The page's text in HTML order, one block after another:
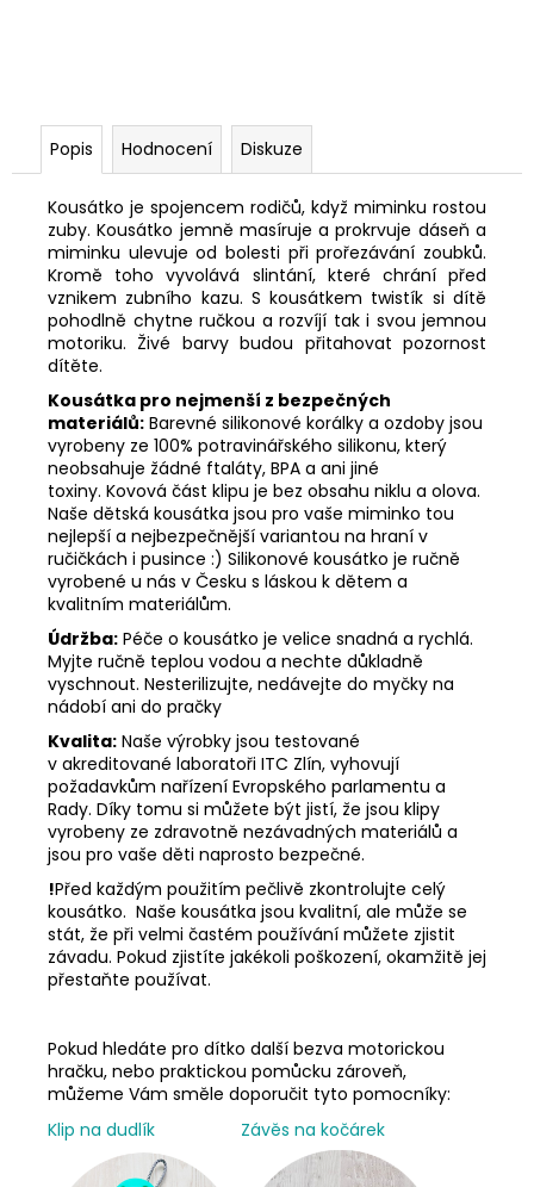
Popis Hodnocení Diskuze
Kousátko je spojencem rodičů, když miminku rostou
zuby. Kousátko jemně masíruje a prokrvuje dáseň a
miminku ulevuje od bolesti při prořezávání zoubků.
Kromě toho vyvolává slintání, které chrání před
vznikem zubního kazu. S kousátkem twistík si dítě
pohodlně chytne ručkou a rozvíjí tak i svou jemnou
motoriku. Živé barvy budou přitahovat pozornost
dítěte.
Kousátka pro nejmenší z bezpečných
materiálů: Barevné silikonové korálky a ozdoby jsou
vyrobeny ze 100% potravinářského silikonu, který
neobsahuje žádné ftaláty, BPA a ani jiné
toxiny. Kovová část klipu je bez obsahu niklu a olova.
Naše dětská kousátka jsou pro vaše miminko tou
nejlepší a nejbezpečnější variantou na hraní v
ručičkách i pusince :) Silikonové kousátko je ručně
vyrobené u nás v Česku s láskou k dětem a
kvalitním materiálům.
Údržba: Péče o kousátko je velice snadná a rychlá.
Myjte ručně teplou vodou a nechte důkladně
vyschnout. Nesterilizujte, nedávejte do myčky na
nádobí ani do pračky
Kvalita: Naše výrobky jsou testované
v akreditované laboratoři ITC Zlín, vyhovují
požadavkům nařízení Evropského parlamentu a
Rady. Díky tomu si můžete být jistí, že jsou klipy
vyrobeny ze zdravotně nezávadných materiálů a
jsou pro vaše děti naprosto bezpečné.
!Před každým použitím pečlivě zkontrolujte celý
kousátko. Naše kousátka jsou kvalitní, ale může se
stát, že při velmi častém používání můžete zjistit
závadu. Pokud zjistíte jakékoli poškození, okamžitě jej
přestaňte používat.
Pokud hledáte pro dítko další bezva motorickou
hračku, nebo praktickou pomůcku zároveň,
můžeme Vám směle doporučit tyto pomocníky:
Klip na dudlík
Závěs na kočárek